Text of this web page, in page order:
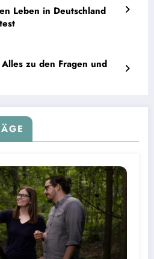
Leben in Deutschland
zu den Fragen und